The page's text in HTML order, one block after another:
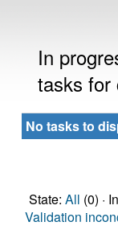
In
tasks for
No tasks to
State: All (0) ·
Validation